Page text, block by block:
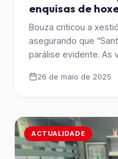
enquisas de
PSdeG está no
recuperar a
Bouza criticou a
asegurando que
parálise evidente. As
Precisa un executivo
26 de maio de 2025
ACTUALIDADE